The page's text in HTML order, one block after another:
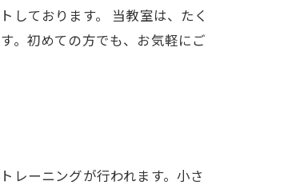
しております。 当教室は、たく
。初めての方でも、お気軽にご
レーニングが行われます。小さ